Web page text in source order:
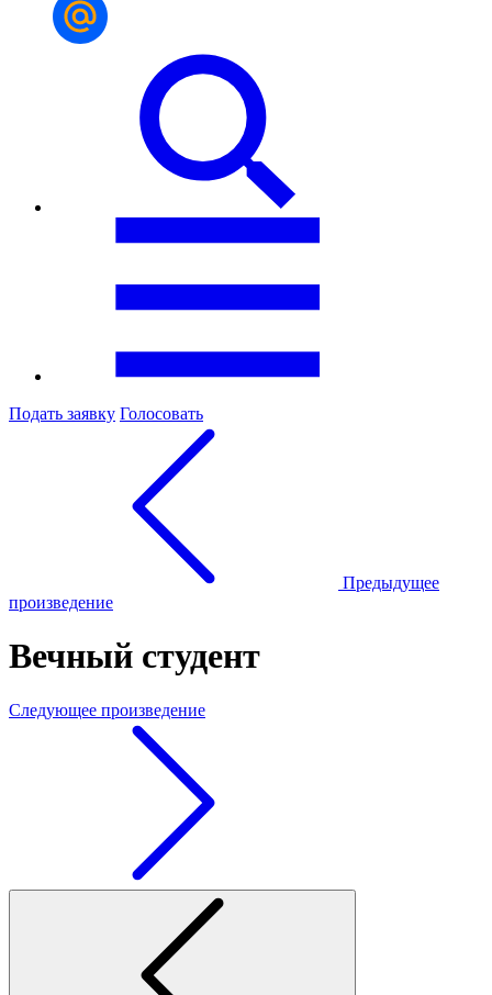
Подать заявку Голосовать
Предыдущее
произведение
Вечный студент
Следующее произведение